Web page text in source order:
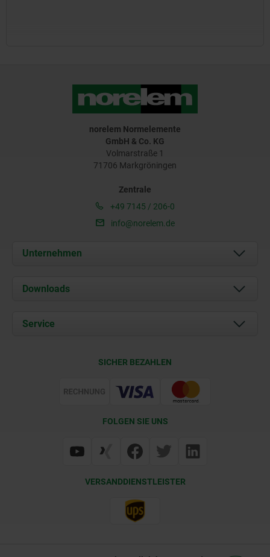
norelem Normelemente
GmbH & Co. KG
Volmarstraße 1
71706 Markgröningen
Zentrale
+49 7145 / 206-0
info@norelem.de
Unternehmen
Über uns
Karriere
Downloads
Service
Web Support
SICHER BEZAHLEN
FOLGEN SIE UNS
VERSANDDIENSTLEISTER